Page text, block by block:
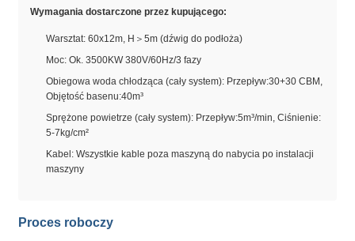
Wymagania dostarczone przez kupującego:
Warsztat: 60x12m, H＞5m (dźwig do podłoża)
Moc: Ok. 3500KW 380V/60Hz/3 fazy
Obiegowa woda chłodząca (cały system): Przepływ:30+30 CBM,
Objętość basenu:40m³
Sprężone powietrze (cały system): Przepływ:5m³/min, Ciśnienie:
5-7kg/cm²
Kabel: Wszystkie kable poza maszyną do nabycia po instalacji
maszyny
Proces roboczy